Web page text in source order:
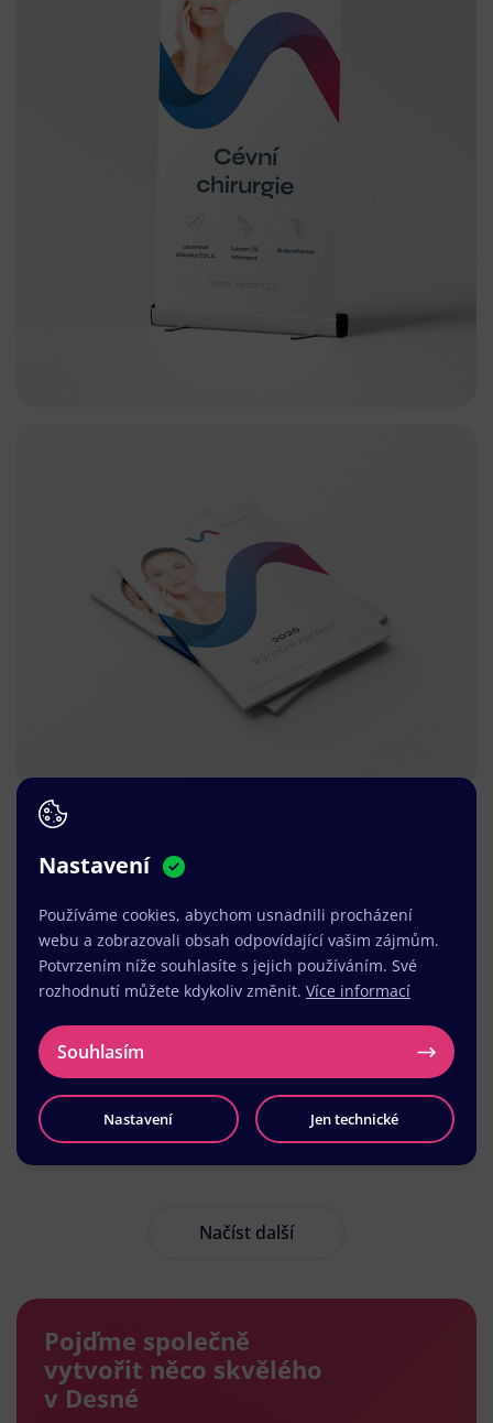
Načíst další
Pojďme společně
vytvořit něco skvělého
v Desné
Nastavení
Používáme cookies, abychom usnadnili procházení
webu a zobrazovali obsah odpovídající vašim zájmům.
Potvrzením níže souhlasíte s jejich používáním. Své
rozhodnutí můžete kdykoliv změnit. Více informací
Souhlasím
Nastavení Jen technické